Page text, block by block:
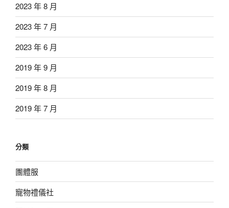
2023 年 8 月
2023 年 7 月
2023 年 6 月
2019 年 9 月
2019 年 8 月
2019 年 7 月
分類
團體服
寵物禮儀社